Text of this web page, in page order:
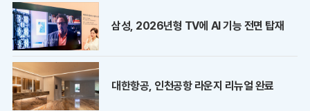
삼성, 2026년형 TV에 AI 기능 전면 탑재
대한항공, 인천공항 라운지 리뉴얼 완료